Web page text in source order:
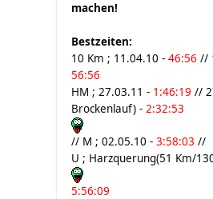
machen!
Bestzeiten:
10 Km ; 11.04.10 - 46:56 //
56:56
HM ; 27.03.11 - 1:46:19 //
Brockenlauf) - 2:32:53
// M ; 02.05.10 - 3:58:03 //
U ; Harzquerung(51 Km/
5:56:09